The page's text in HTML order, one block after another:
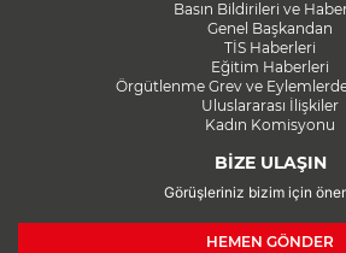
Basın Bildirileri ve
Genel Başkandan
TİS Haberleri
Eğitim Haberleri
Örgütlenme Grev ve
Uluslararası İlişkiler
Kadın Komisyonu
BİZE ULAŞIN
Görüşleriniz bizim için
HEMEN GÖNDER